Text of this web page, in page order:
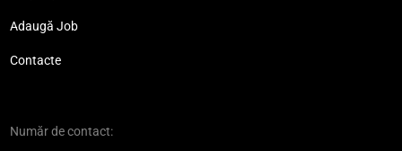
Adaugă Job
Contacte
Număr de contact: